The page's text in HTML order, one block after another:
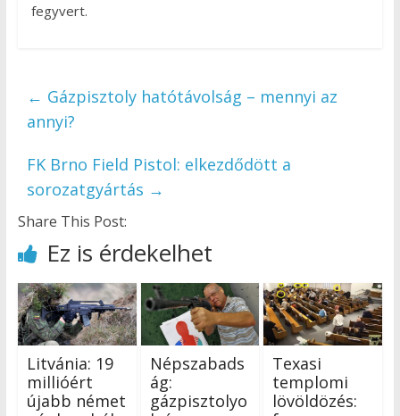
fegyvert.
← Gázpisztoly hatótávolság – mennyi az
annyi?
FK Brno Field Pistol: elkezdődött a
sorozatgyártás →
Share This Post:
Ez is érdekelhet
Litvánia: 19
millióért
újabb német
Népszabads
ág:
gázpisztolyo
Texasi
templomi
lövöldözés: